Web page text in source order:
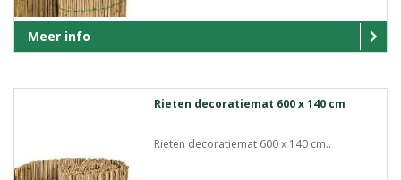
Meer info
Rieten decoratiemat 600 x 140 cm
Rieten decoratiemat 600 x 140 cm..